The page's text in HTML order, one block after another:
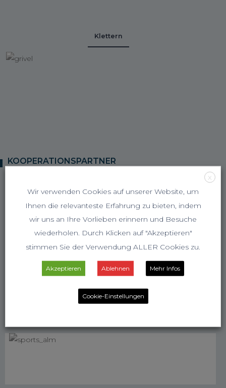
Klettern
KOOPERATIONSPARTNER
X
Wir verwenden Cookies auf unserer Website, um
Ihnen die relevanteste Erfahrung zu bieten, indem
wir uns an Ihre Vorlieben erinnern und Besuche
wiederholen. Durch Klicken auf "Akzeptieren"
stimmen Sie der Verwendung ALLER Cookies zu.
Akzeptieren Ablehnen Mehr Infos
Cookie-Einstellungen